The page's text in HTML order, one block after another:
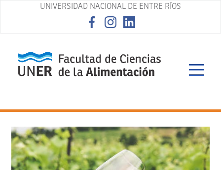
UNIVERSIDAD NACIONAL DE ENTRE RÍOS
asd